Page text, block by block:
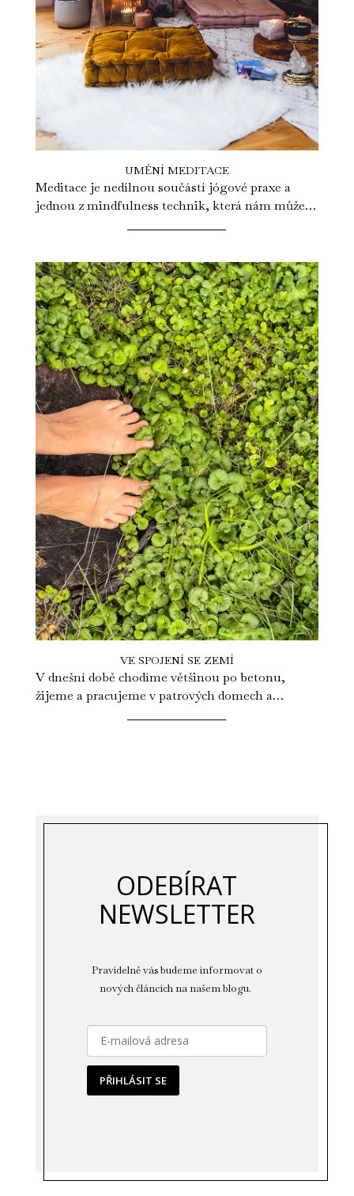
UMĚNÍ MEDITACE
Meditace je nedílnou součástí jógové praxe a
jednou z mindfulness technik, která nám může
VE SPOJENÍ SE ZEMÍ
V dnešní době chodíme většinou po betonu,
žijeme a pracujeme v patrových domech a
ODEBÍRAT
NEWSLETTER
Pravidelně vás budeme informovat o
nových článcích na našem blogu.
PŘIHLÁSIT SE